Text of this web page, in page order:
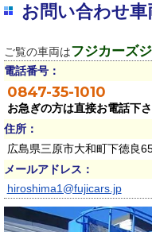
お問い合わせ
ご覧の車両はフジカーズ
電話番号：
0847-35-1010
お急ぎの方は直接お電話下さ
住所：
広島県三原市大和町下徳良
メールアドレス：
hiroshima1@fujicars.jp